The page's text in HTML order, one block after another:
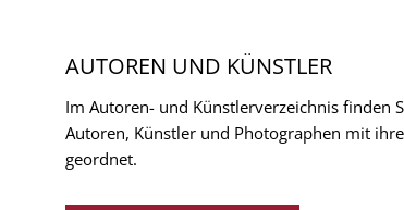
AUTOREN UND KÜNSTLER
Im Autoren- und Künstlerverzeichnis finden
Autoren, Künstler und Photographen mit
geordnet.